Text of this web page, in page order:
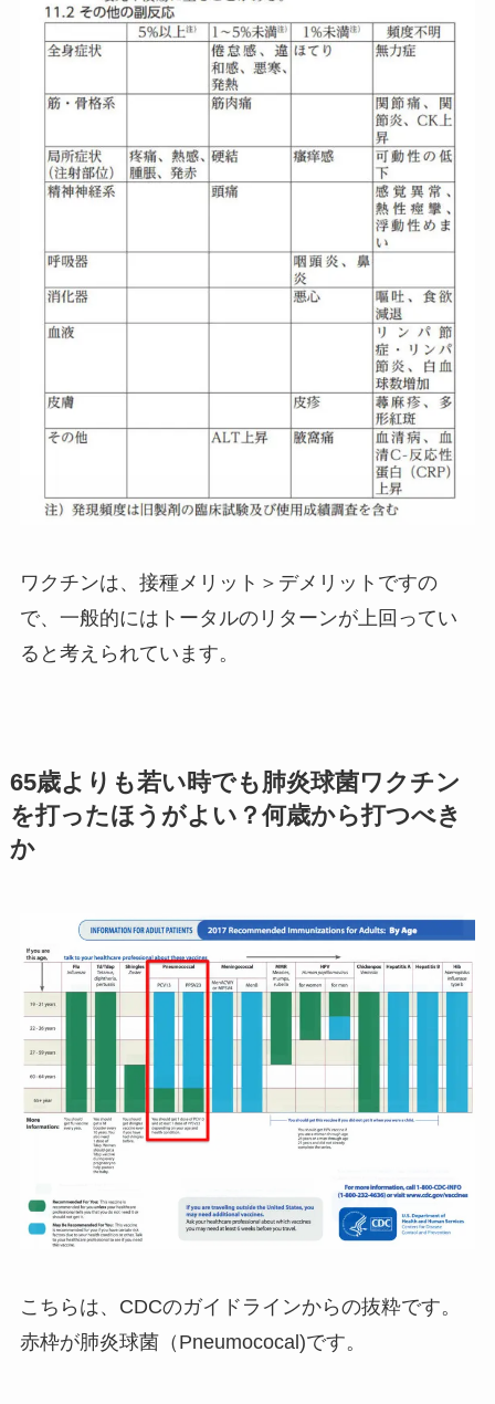
ワクチンは、接種メリット＞デメリットですの
で、一般的にはトータルのリターンが上回ってい
ると考えられています。
65歳よりも若い時でも肺炎球菌ワクチン
を打ったほうがよい？何歳から打つべき
か
こちらは、CDCのガイドラインからの抜粋です。
赤枠が肺炎球菌（Pneumococal)です。